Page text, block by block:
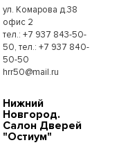
ул. Комарова д.38
офис 2
тел.: +7 937 843-50-
50, тел.: +7 937 840-
50-50
hrr50@mail.ru
Нижний
Новгород.
Салон Дверей
"Остиум"